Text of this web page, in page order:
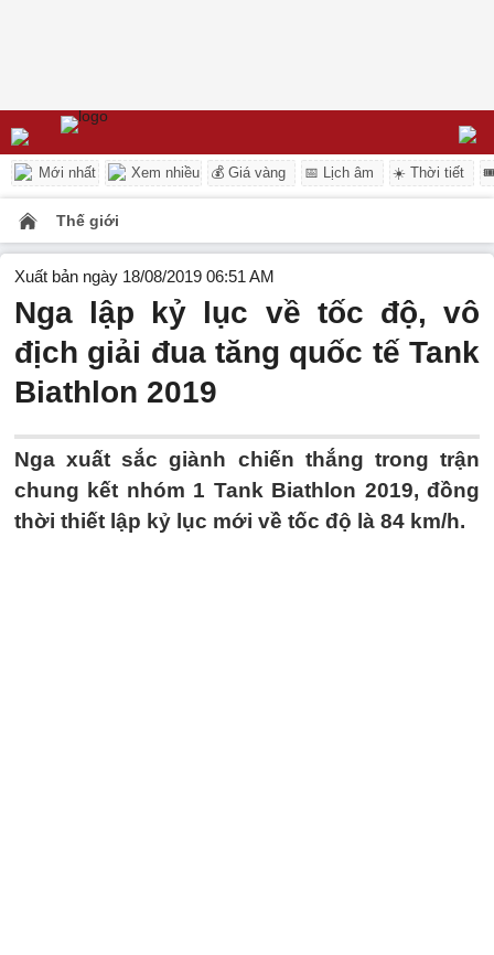
Mới nhất Xem nhiều 💰 Giá vàng 📅 Lịch âm ☀️ Thời tiết
Thế giới
Xuất bản ngày 18/08/2019 06:51 AM
Nga lập kỷ lục về tốc độ, vô
địch giải đua tăng quốc tế Tank
Biathlon 2019
Nga xuất sắc giành chiến thắng trong trận
chung kết nhóm 1 Tank Biathlon 2019, đồng
thời thiết lập kỷ lục mới về tốc độ là 84 km/h.